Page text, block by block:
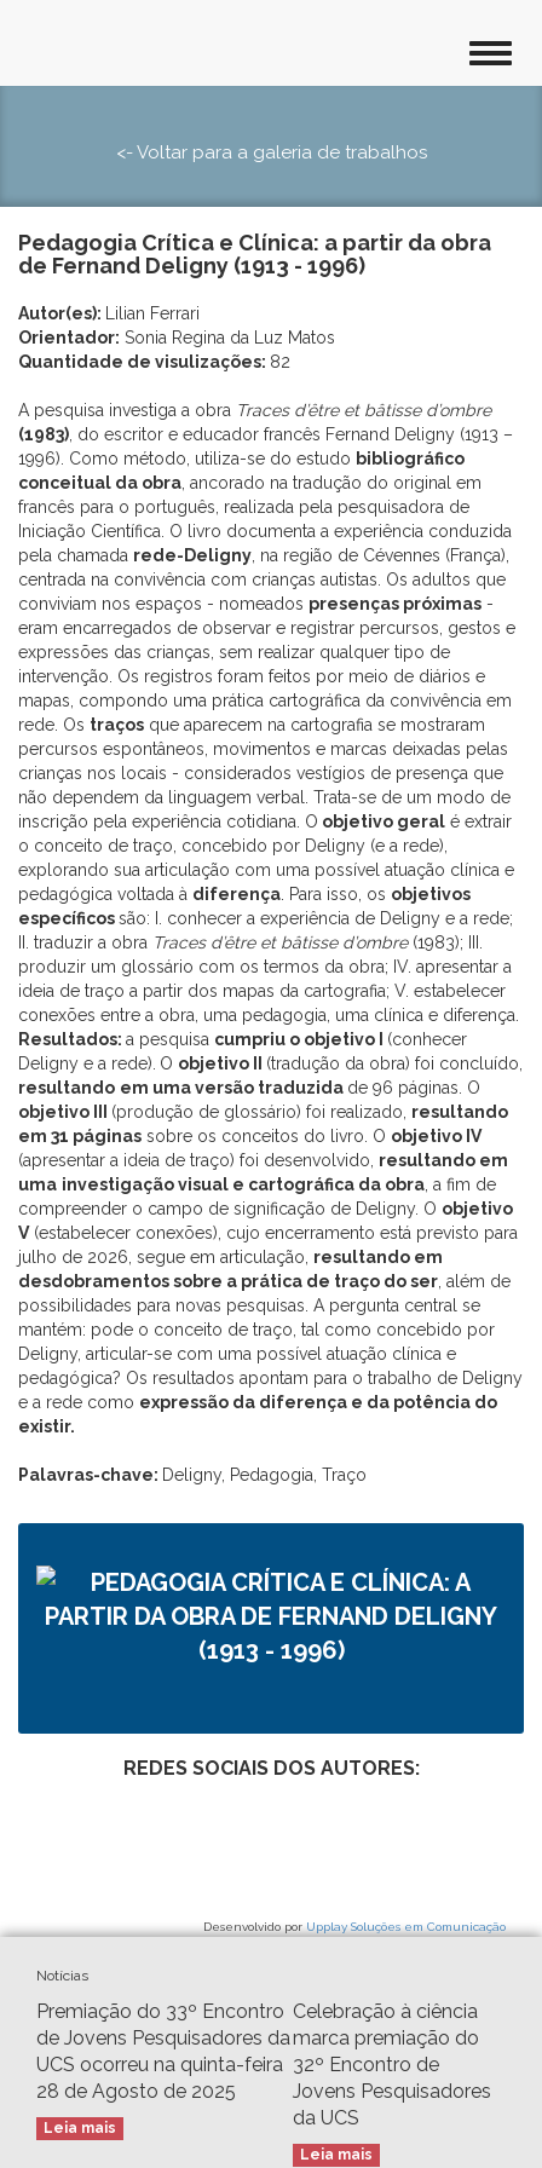
<- Voltar para a galeria de trabalhos
Pedagogia Crítica e Clínica: a partir da obra
de Fernand Deligny (1913 - 1996)
Autor(es):
Lilian Ferrari
Orientador: Sonia Regina da Luz Matos
Quantidade de visulizações: 82
A pesquisa investiga a obra Traces d’être et bâtisse d’ombre
(1983) , do escritor e educador francês Fernand Deligny (1913 –
1996). Como método, utiliza-se do estudo bibliográfico
conceitual da obra , ancorado na tradução do original em
francês para o português, realizada pela pesquisadora de
Iniciação Científica. O livro documenta a experiência conduzida
pela chamada rede-Deligny , na região de Cévennes (França),
centrada na convivência com crianças autistas. Os adultos que
conviviam nos espaços - nomeados presenças próximas -
eram encarregados de observar e registrar percursos, gestos e
expressões das crianças, sem realizar qualquer tipo de
intervenção. Os registros foram feitos por meio de diários e
mapas, compondo uma prática cartográfica da convivência em
rede. Os traços que aparecem na cartografia se mostraram
percursos espontâneos, movimentos e marcas deixadas pelas
crianças nos locais - considerados vestígios de presença que
não dependem da linguagem verbal. Trata-se de um modo de
inscrição pela experiência cotidiana. O objetivo geral é extrair
o conceito de traço, concebido por Deligny (e a rede),
explorando sua articulação com uma possível atuação clínica e
pedagógica voltada à diferença . Para isso, os objetivos
específicossão: I. conhecer a experiência de Deligny e a rede;
II. traduzir a obra Traces d’être et bâtisse d’ombre(1983); III.
produzir um glossário com os termos da obra; IV. apresentar a
ideia de traço a partir dos mapas da cartografia; V. estabelecer
conexões entre a obra, uma pedagogia, uma clínica e diferença.
Resultados: a pesquisa cumpriu o objetivo I (conhecer
Deligny e a rede). O objetivo II (tradução da obra) foi concluído,
resultando em uma versão traduzida de 96 páginas. O
objetivo III (produção de glossário) foi realizado, resultando
em 31 páginas sobre os conceitos do livro. O objetivo IV
(apresentar a ideia de traço) foi desenvolvido, resultando em
uma investigação visual e cartográfica da obra , a fim de
compreender o campo de significação de Deligny. O objetivo
V(estabelecer conexões), cujo encerramento está previsto para
julho de 2026, segue em articulação, resultando em
desdobramentos sobre a prática de traço do ser , além de
possibilidades para novas pesquisas. A pergunta central se
mantém: pode o conceito de traço, tal como concebido por
Deligny, articular-se com uma possível atuação clínica e
pedagógica? Os resultados apontam para o trabalho de Deligny
e a rede como expressão da diferença e da potência do
existir.
Palavras-chave: Deligny, Pedagogia, Traço
REDES SOCIAIS DOS AUTORES:
Desenvolvido por Upplay Soluções em Comunicação
Notícias
Premiação do 33º Encontro
de Jovens Pesquisadores da
UCS ocorreu na quinta-feira
28 de Agosto de 2025
Leia mais
Celebração à ciência
marca premiação do
32º Encontro de
Jovens Pesquisadores
da UCS
Leia mais